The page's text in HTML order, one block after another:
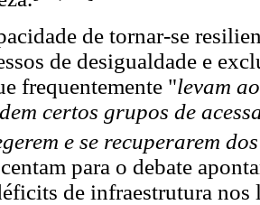
de tornar-se
de desigualdade e
frequentemente "levam
certos grupos de
e se recuperarem
para o debate
de infraestrutura nos